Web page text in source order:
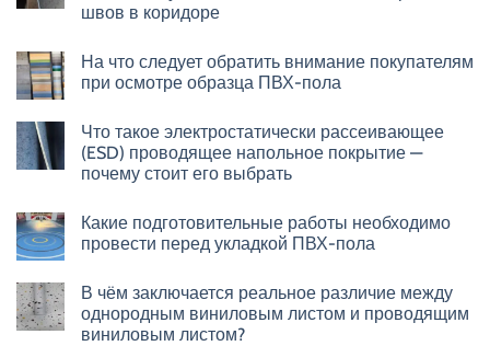
швов в коридоре
На что следует обратить внимание покупателям
при осмотре образца ПВХ-пола
Что такое электростатически рассеивающее
(ESD) проводящее напольное покрытие —
почему стоит его выбрать
Какие подготовительные работы необходимо
провести перед укладкой ПВХ-пола
В чём заключается реальное различие между
однородным виниловым листом и проводящим
виниловым листом?